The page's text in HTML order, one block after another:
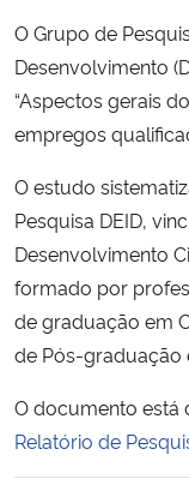
Ministério do Meio
Ministério do Turismo
Ministério do
Controladoria-Geral da
Ministério da Mulher, da
Secretaria de Governo
O Grupo de
Desenvolvimento
“Aspectos gerais
empregos
O estudo
Pesquisa DEID,
Desenvolvimento
formado por
de graduação em
de Pós-graduação
O documento está
Relatório de